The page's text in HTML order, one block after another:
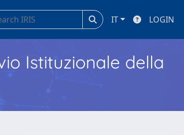
IT LOGIN
Istituzionale della